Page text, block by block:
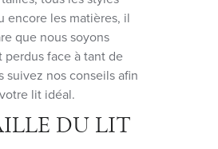
encore les matières, il
que nous soyons
perdus face à tant de
suivez nos conseils afin
lit idéal.
DU LIT